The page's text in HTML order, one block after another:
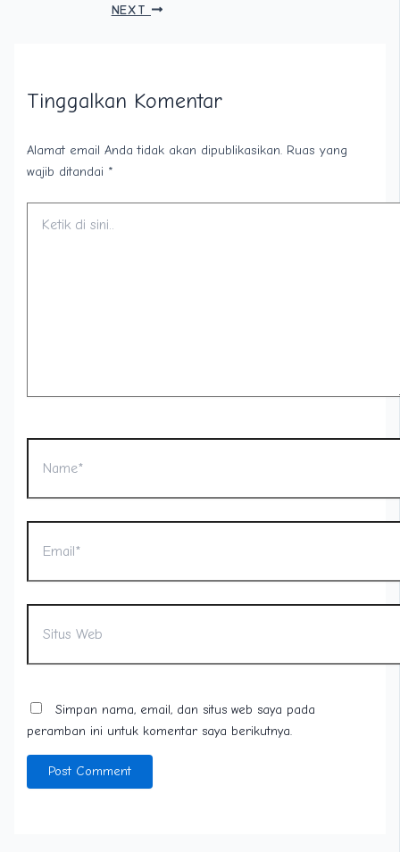
NEXT
Tinggalkan Komentar
Alamat email Anda tidak akan dipublikasikan. Ruas yang
wajib ditandai *
Web
Simpan nama, email, dan situs web saya pada
peramban ini untuk komentar saya berikutnya.